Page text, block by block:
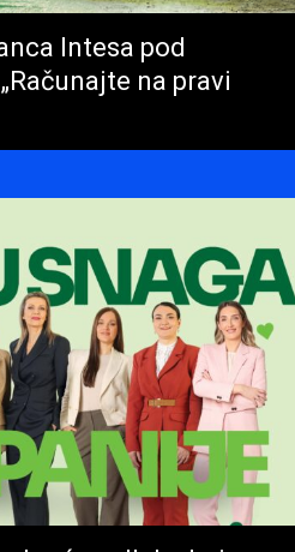
Intesa pod
na pravi